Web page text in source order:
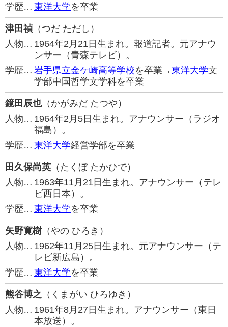
学歴… 東洋大学を卒業
津田禎 （つだ ただし）
人物… 1964年2月21日生まれ。報道記者。元アナウ
ンサー（青森テレビ）。
学歴… 岩手県立金ケ崎高等学校を卒業→東洋大学文
学部中国哲学文学科を卒業
鏡田辰也（かがみだ たつや）
人物… 1964年2月5日生まれ。アナウンサー（ラジオ
福島）。
学歴… 東洋大学経営学部を卒業
田久保尚英 （たくぼ たかひで）
人物… 1963年11月21日生まれ。アナウンサー（テレ
ビ西日本）。
学歴… 東洋大学を卒業
矢野寛樹（やの ひろき）
人物… 1962年11月25日生まれ。元アナウンサー（テ
レビ新広島）。
学歴… 東洋大学を卒業
熊谷博之 （くまがい ひろゆき）
人物… 1961年8月27日生まれ。アナウンサー（東日
本放送）。